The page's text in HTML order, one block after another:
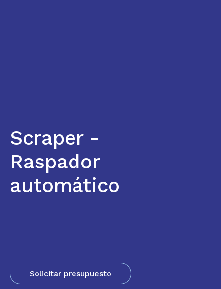
Scraper -
Raspador
automático
Solicitar presupuesto